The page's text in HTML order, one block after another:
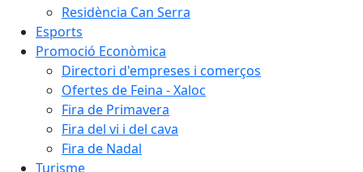
Residència Can Serra
Esports
Promoció Econòmica
Directori d'empreses i comerços
Ofertes de Feina - Xaloc
Fira de Primavera
Fira del vi i del cava
Fira de Nadal
Turisme